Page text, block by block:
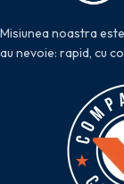
Misiunea noastra
au nevoie: rapid, cu